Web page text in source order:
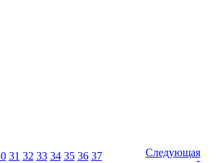
31 32 33 34 35 36 37 Следующая